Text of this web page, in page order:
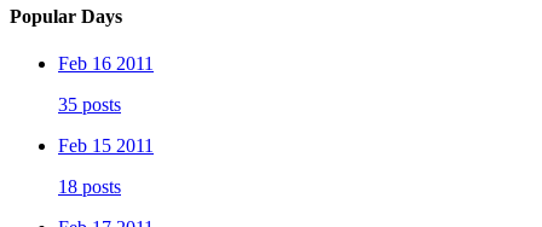
Popular Days
Feb 16 2011
35 posts
Feb 15 2011
18 posts